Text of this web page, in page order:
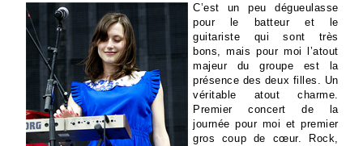
C’est un peu dégueulasse
pour le batteur et le
guitariste qui sont très
bons, mais pour moi l’atout
majeur du groupe est la
présence des deux filles. Un
véritable atout charme.
Premier concert de la
journée pour moi et premier
gros coup de cœur. Rock,